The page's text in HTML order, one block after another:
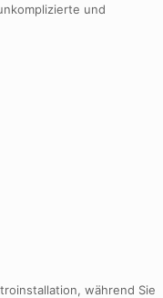
und
während Sie